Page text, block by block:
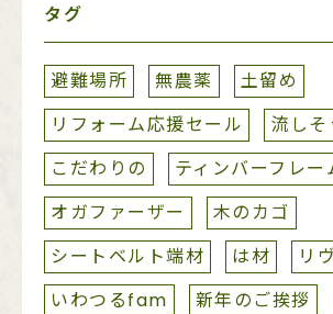
タグ
避難場所 無農薬
土留め
リフォーム応援セール
流しそ
こだわりの
ティンバーフレー
オガファーザー
木のカゴ
シートベルト端材
は材
リ
いわつるfam
新年のご挨拶